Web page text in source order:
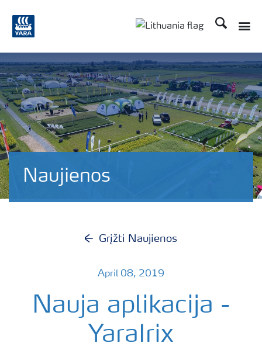
Ieškoti
Naujienos
Grįžti Naujienos
April 08, 2019
Nauja aplikacija -
YaraIrix